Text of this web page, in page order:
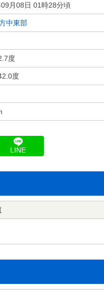
月08日 01時28分頃
中東部
度
度
LINE